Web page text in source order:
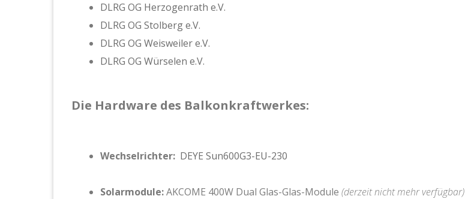
DLRG OG Herzogenrath e.V.
DLRG OG Stolberg e.V.
DLRG OG Weisweiler e.V.
DLRG OG Würselen e.V.
Die Hardware des Balkonkraftwerkes:
Wechselrichter: DEYE Sun600G3-EU-230
Solarmodule:AKCOME 400W Dual Glas-Glas-Module (derzeit nicht mehr verfügbar)